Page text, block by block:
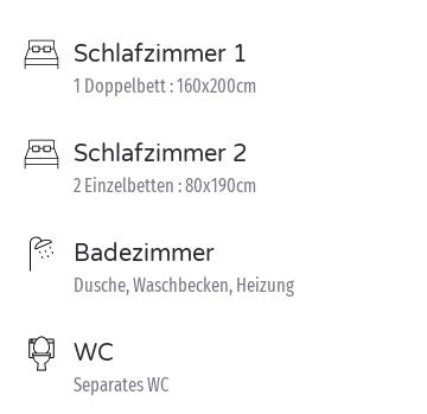
Schlafzimmer 1
1 Doppelbett : 160x200cm
Schlafzimmer 2
2 Einzelbetten : 80x190cm
Badezimmer
Dusche, Waschbecken, Heizung
WC
Separates WC